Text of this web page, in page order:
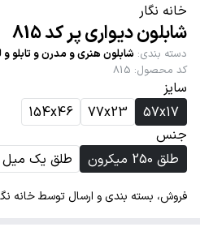
خانه نگار
شابلون دیواری پر کد 815
دسته بندی: شابلون هنری و مدرن و تابلو و
کد محصول:
815
سایز
57x17
77x23
154x46
جنس
طلق 250 میکرون
طلق یک میل
فروش، بسته بندی و ارسال توسط خانه